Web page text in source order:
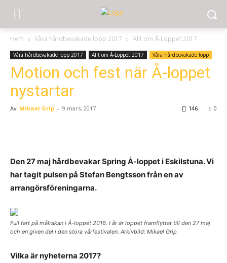
Hem Våra hårdbevakade lopp 2017 Allt om Å-Loppet 2017
Våra hårdbevakade lopp 2017 Allt om Å-Loppet 2017 Våra hårdbevakade lopp
Motion och fest när Å-loppet
nystartar
Av Mikael Grip - 9 mars, 2017 0
146
Den 27 maj hårdbevakar Spring Å-loppet i Eskilstuna. Vi
har tagit pulsen på Stefan Bengtsson från en av
arrangörsföreningarna.
Full fart på målrakan i Å-loppet 2016. I år är loppet framflyttat till den 27 maj
och en given del i den stora vårfestivalen. Arkivbild: Mikael Grip
Vilka är nyheterna 2017?